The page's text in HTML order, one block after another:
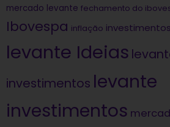
mercado levante fechamento do
Ibovespa inflação investimentos
levante Ideias
investimentos levante
investimentos